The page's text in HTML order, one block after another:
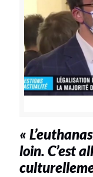
«
loin. C’est